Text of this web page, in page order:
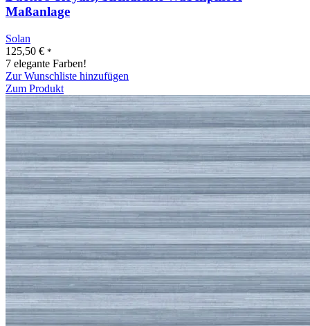
Maßanlage
Solan
125,50 € *
7 elegante Farben!
Zur Wunschliste hinzufügen
Zum Produkt